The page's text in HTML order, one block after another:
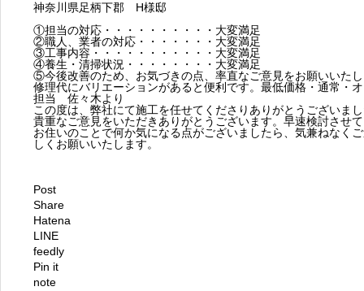
になります。
お盆に伴う休業のお知らせ
2026.07.30
髪型自由
川崎市でリノベーションを検討する方
へ｜後悔しない計画の立て方と相談先
の選び方
2026.07.01
NEW
2021.04.25
お客様アンケート405
2026.01.25
藤沢市でリノベーションを検討する方
へ｜費用・進め方・会社選びのポイン
2026.08.01
川崎市でリノベーションを検討する方
へ｜後悔しない計画の立て方と相談先
の選び方
2026.07.01
NEW
2021.04.25
クーリング・オフ手続きのお知らせ
2024.04.26
神奈川県足柄下郡 H様邸
①担当の対応・・・・・・・・・・大変満足
②職人、業者の対応・・・・・・・大変満足
③工事内容・・・・・・・・・・・大変満足
④養生・清掃状況・・・・・・・・大変満足
⑤今後改善のため、お気づきの点、率直なご意見をお願いいた
修理代にバリエーションがあると便利です。最低価格・通常・
担当 佐々木より
この度は、弊社にて施工を任せてくださりありがとうございま
貴重なご意見をいただきありがとうございます。早速検討させ
お住いのことで何か気になる点がございましたら、気兼ねなく
しくお願いいたします。
Post
Share
Hatena
LINE
feedly
Pin it
note